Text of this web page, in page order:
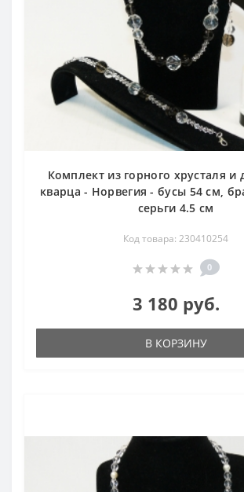
Комплект из горного хрусталя и
кварца - Норвегия - бусы 54 см,
серьги 4.5 см
Код товара: 230410254
0
3 180 руб.
В КОРЗИНУ